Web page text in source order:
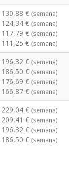
130,88 € (semana)
124,34 € (semana)
117,79 € (semana)
111,25 € (semana)
196,32 € (semana)
186,50 € (semana)
176,69 € (semana)
166,87 € (semana)
229,04 € (semana)
209,41 € (semana)
196,32 € (semana)
186,50 € (semana)